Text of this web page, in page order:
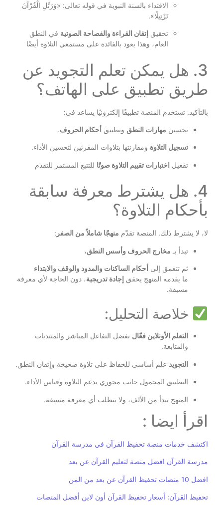
الاقتداء بالسنة النبوية في قوله تعالى: «وَرَتِّلِ الْقُرْآنَ
تَرْتِيلًا».
تحقيق إتقان القراءة والفصاحة الصوتية في النطق
العام، وهذا يعود بالفائدة على مستمعي التلاوة أيضًا
3. هل يمكن تعلم التجويد عن
طريق تطبيق على الهاتف؟
بالتأكيد. تستخدم المنصة تطبيقًا إلكترونيًا يساعد في:
تحسين مهارات النطق وتطبيق أحكام الحروف.
تسجيل التلاوة ومقارنتها بتلاوات المقرئين لتحسين الأداء.
تفعيل اختبارات تقييم التلاوة صوتًا للتتبع المستمر للتقدم
4. هل يشترط معرفة سابقة
بأحكام التلاوة؟
لا، لا يشترط ذلك. المنصة تقدّم منهجًا شاملاً من الصفر :
تبدأ بـ مخارج الحروف وأسس النطق،
ثم تتعمق إلى أحكام الساكنات والمدود والوقف والابتداء
ما يقدمه المنهج يحقق إجادة تدريجية، دون الحاجة لأي معرفة
مسبقة.
خلاصة التحليل:
التعلم الأونلاين فعّال بفضل التفاعل المباشر والمنتديات
والمتابعة.
التجويد علم أساسي للحفاظ على تلاوة صحيحة وإتقان النطق.
التطبيق المحمول جانب محوري يدعم التلاوة وقياس الأداء.
المنهج يبدأ من الألف، ولا يتطلب أي معرفة مسبقة.
اقرأ ايضا :
اكتشف خدمات منصة تحفيظ القرآن في مدرسة القرآن
مدرسة القرآن افضل منصة لتعليم القرآن عن بعد
افضل 10 منصات تحفيظ القرآن عن بعد من المن
تحفيظ القرآن: أسعار تحفيظ القرآن أون لاين أفضل المنصات